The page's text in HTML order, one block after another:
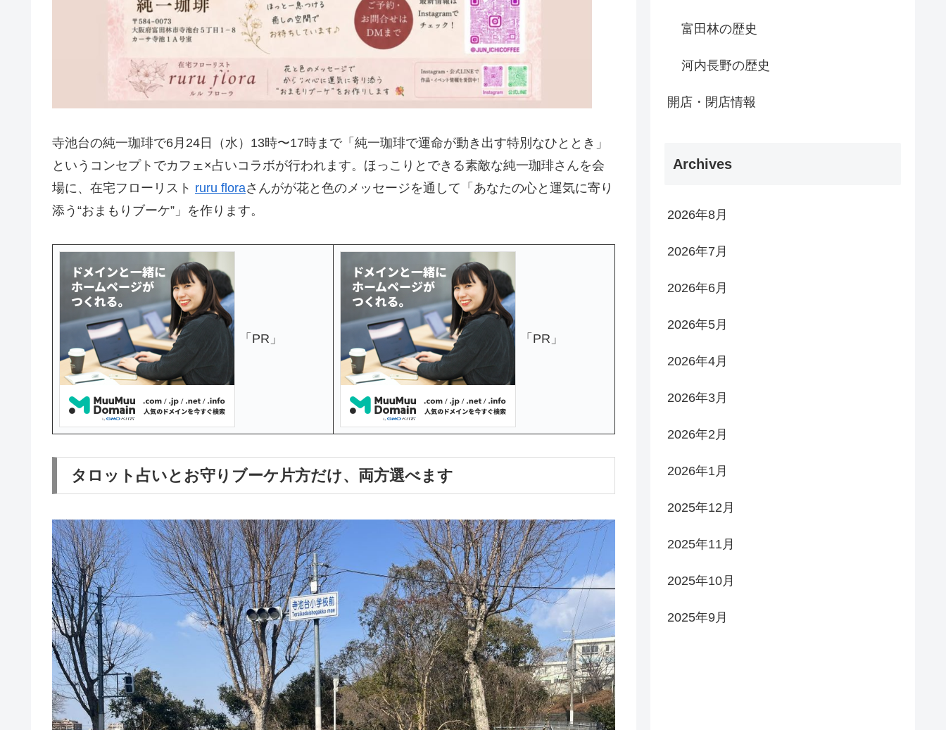
寺池台の純一珈琲で6月24日（水）13時〜17時まで「純一珈琲で運命が動き出す特別なひととき」
というコンセプトでカフェ×占いコラボが行われます。ほっこりとできる素敵な純一珈琲さんを会
場に、在宅フローリスト ruru floraさんがが花と色のメッセージを通して「あなたの心と運気に寄り
添う“おまもりブーケ”」を作ります。
「PR」 「PR」
タロット占いとお守りブーケ片方だけ、両方選べます
富田林の歴史
河内長野の歴史
開店・閉店情報
Archives
2026年8月
2026年7月
2026年6月
2026年5月
2026年4月
2026年3月
2026年2月
2026年1月
2025年12月
2025年11月
2025年10月
2025年9月